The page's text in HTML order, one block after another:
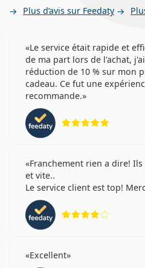
Plus d’avis sur Feedaty
Le service était rapide et
de ma part lors de l'achat,
réduction de 10 % sur mon
cadeau. Ce fut une
recommande.
Franchement rien a dire!
et vite..
Le service client est top!
Excellent